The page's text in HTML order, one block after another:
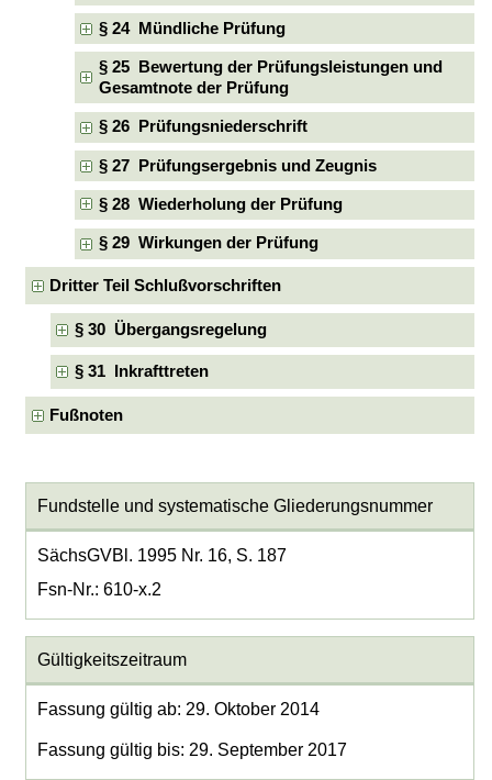
§ 24 Mündliche Prüfung
§ 25 Bewertung der Prüfungsleistungen und
Gesamtnote der Prüfung
§ 26 Prüfungsniederschrift
§ 27 Prüfungsergebnis und Zeugnis
§ 28 Wiederholung der Prüfung
§ 29 Wirkungen der Prüfung
Dritter Teil Schlußvorschriften
§ 30 Übergangsregelung
§ 31 Inkrafttreten
Fußnoten
Fundstelle und systematische Gliederungsnummer
SächsGVBl. 1995 Nr. 16, S. 187
Fsn-Nr.: 610-x.2
Gültigkeitszeitraum
Fassung gültig ab: 29. Oktober 2014
Fassung gültig bis: 29. September 2017